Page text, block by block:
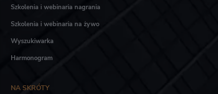
Szkolenia i webinaria nagrania
Szkolenia i webinaria na żywo
Wyszukiwarka
Harmonogram
NA SKRÓTY